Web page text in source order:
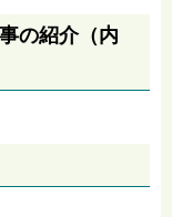
の紹介（内